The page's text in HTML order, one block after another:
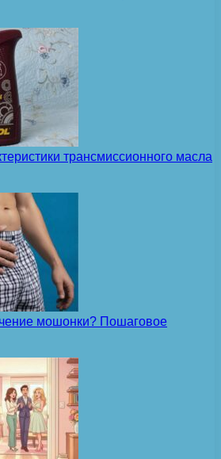
трансмиссионного масла
мошонки? Пошаговое